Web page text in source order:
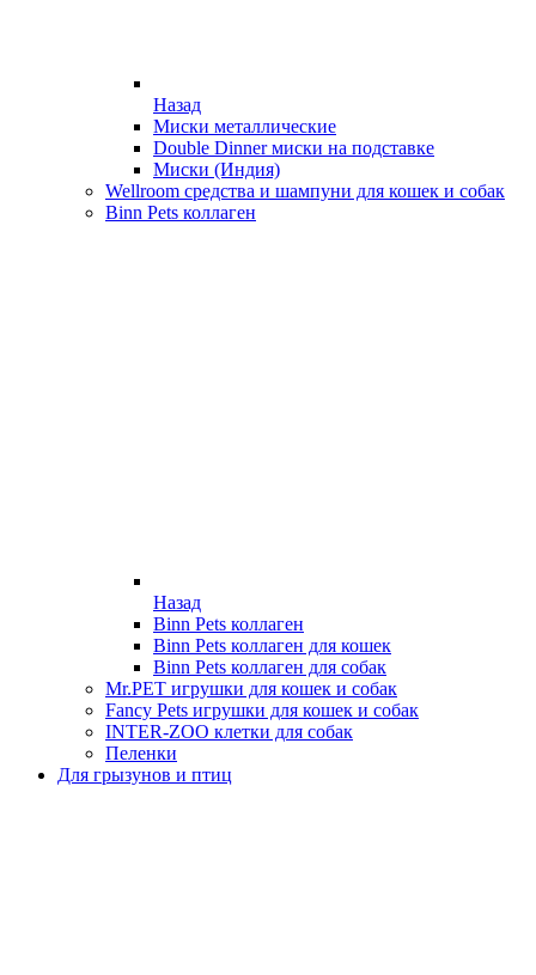
Назад
Миски металлические
Double Dinner миски на подставке
Миски (Индия)
Wellroom средства и шампуни для кошек и собак
Binn Pets коллаген
Назад
Binn Pets коллаген
Binn Pets коллаген для кошек
Binn Pets коллаген для собак
Mr.PET игрушки для кошек и собак
Fancy Pets игрушки для кошек и собак
INTER-ZOO клетки для собак
Пеленки
Для грызунов и птиц